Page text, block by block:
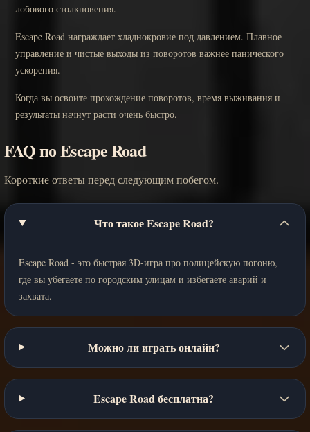
лобового столкновения.
Escape Road награждает хладнокровие под давлением. Плавное
управление и чистые выходы из поворотов важнее панического
ускорения.
Когда вы освоите прохождение поворотов, время выживания и
результаты начнут расти очень быстро.
FAQ по Escape Road
Короткие ответы перед следующим побегом.
Что такое Escape Road?
Escape Road - это быстрая 3D-игра про полицейскую погоню,
где вы убегаете по городским улицам и избегаете аварий и
захвата.
Можно ли играть онлайн?
Escape Road бесплатна?